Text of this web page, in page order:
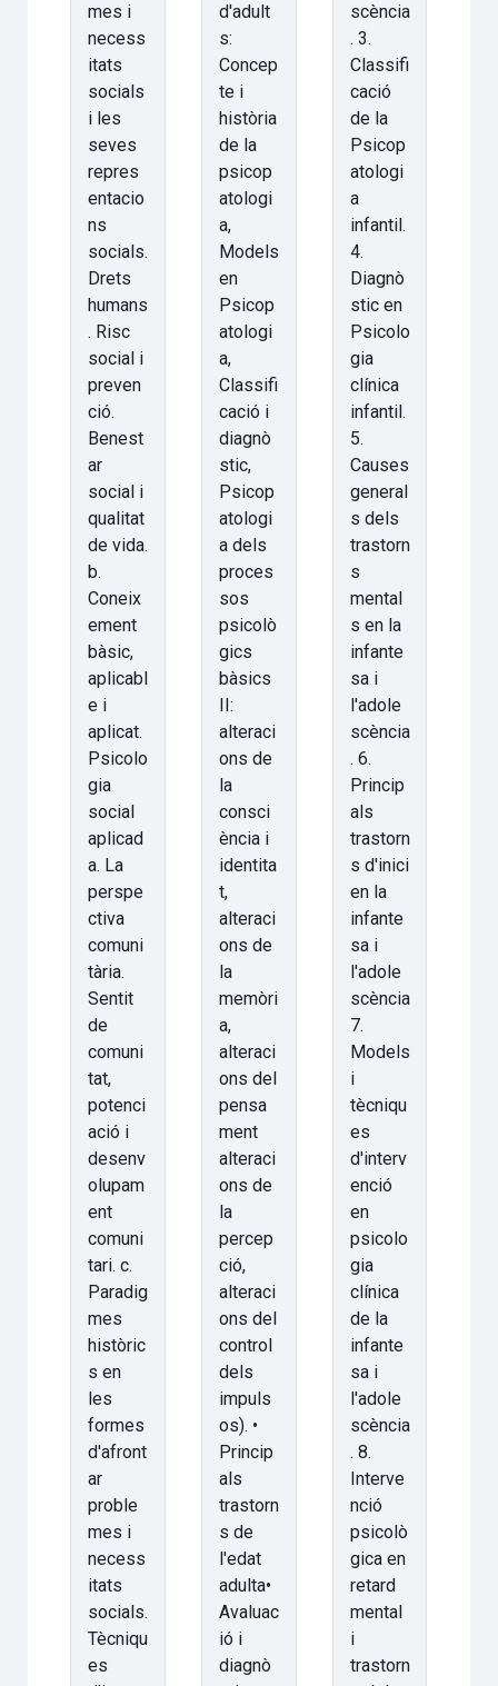
mes i
necess
itats
socials
i les
seves
repres
entacio
ns
socials.
Drets
humans
. Risc
social i
preven
ció.
Benest
ar
social i
qualitat
de vida.
b.
Coneix
ement
bàsic,
aplicabl
e i
aplicat.
Psicolo
gia
social
aplicad
a. La
perspe
ctiva
comuni
tària.
Sentit
de
comuni
tat,
potenci
ació i
desenv
olupam
ent
comuni
tari. c.
Paradig
mes
històric
s en
les
formes
d'afront
ar
proble
mes i
necess
itats
socials.
Tècniqu
es
d'adult
s:
Concep
te i
història
de la
psicop
atologi
a,
Models
en
Psicop
atologi
a,
Classifi
cació i
diagnò
stic,
Psicop
atologi
a dels
proces
sos
psicolò
gics
bàsics
II:
alteraci
ons de
la
consci
ència i
identita
t,
alteraci
ons de
la
memòri
a,
alteraci
ons del
pensa
ment
alteraci
ons de
la
percep
ció,
alteraci
ons del
control
dels
impuls
os). •
Princip
als
trastorn
s de
l'edat
adulta•
Avaluac
ió i
diagnò
scència
. 3.
Classifi
cació
de la
Psicop
atologi
a
infantil.
4.
Diagnò
stic en
Psicolo
gia
clínica
infantil.
5.
Causes
general
s dels
trastorn
s
mental
s en la
infante
sa i
l'adole
scència
. 6.
Princip
als
trastorn
s d'inici
en la
infante
sa i
l'adole
scència
7.
Models
i
tècniqu
es
d'interv
enció
en
psicolo
gia
clínica
de la
infante
sa i
l'adole
scència
. 8.
Interve
nció
psicolò
gica en
retard
mental
i
trastorn